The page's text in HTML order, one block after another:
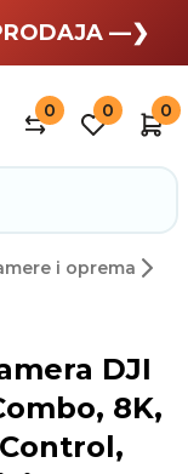
—❯ —❯
0 0 0
i oprema
DJI
8K,